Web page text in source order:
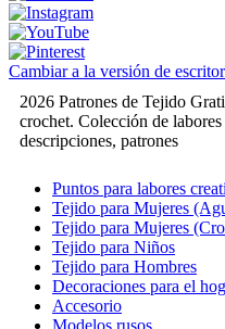
Cambiar a la versión de
2026 Patrones de Tejido
crochet. Colección de
descripciones, patrones
Puntos para labores
Tejido para Mujeres
Tejido para Mujeres
Tejido para Niños
Tejido para Hombres
Decoraciones para el
Accesorio